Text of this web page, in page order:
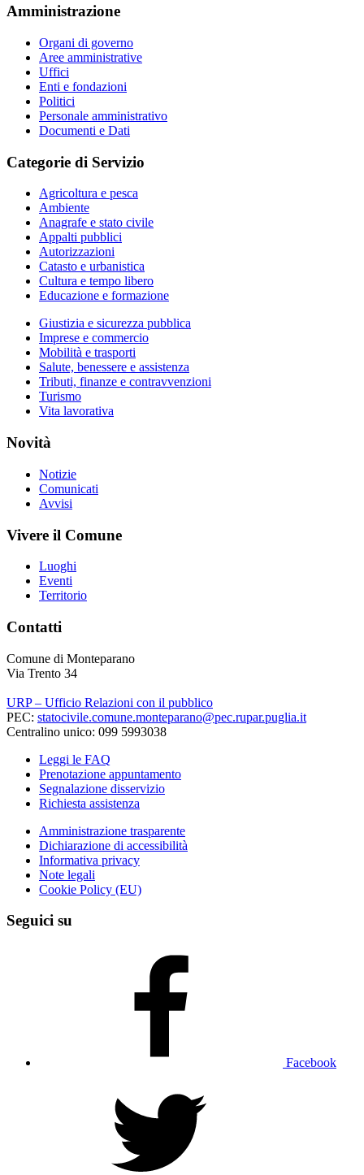
Amministrazione
Organi di governo
Aree amministrative
Uffici
Enti e fondazioni
Politici
Personale amministrativo
Documenti e Dati
Categorie di Servizio
Agricoltura e pesca
Ambiente
Anagrafe e stato civile
Appalti pubblici
Autorizzazioni
Catasto e urbanistica
Cultura e tempo libero
Educazione e formazione
Giustizia e sicurezza pubblica
Imprese e commercio
Mobilità e trasporti
Salute, benessere e assistenza
Tributi, finanze e contravvenzioni
Turismo
Vita lavorativa
Novità
Notizie
Comunicati
Avvisi
Vivere il Comune
Luoghi
Eventi
Territorio
Contatti
Comune di Monteparano
Via Trento 34
URP – Ufficio Relazioni con il pubblico
PEC: statocivile.comune.monteparano@pec.rupar.puglia.it
Centralino unico: 099 5993038
Leggi le FAQ
Prenotazione appuntamento
Segnalazione disservizio
Richiesta assistenza
Amministrazione trasparente
Dichiarazione di accessibilità
Informativa privacy
Note legali
Cookie Policy (EU)
Seguici su
Facebook